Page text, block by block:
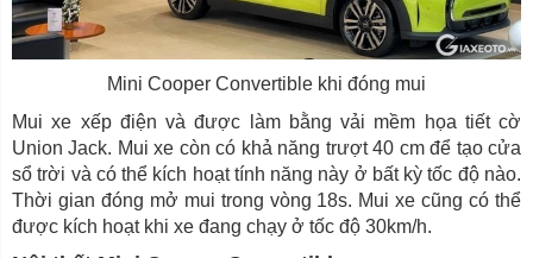
Mini Cooper Convertible khi đóng mui
Mui xe xếp điện và được làm bằng vải mềm họa tiết cờ
Union Jack. Mui xe còn có khả năng trượt 40 cm để tạo cửa
sổ trời và có thể kích hoạt tính năng này ở bất kỳ tốc độ nào.
Thời gian đóng mở mui trong vòng 18s. Mui xe cũng có thể
được kích hoạt khi xe đang chạy ở tốc độ 30km/h.